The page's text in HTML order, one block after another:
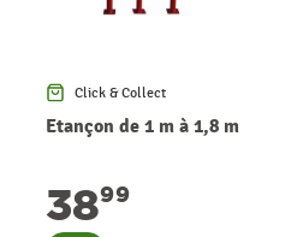
Click & Collect
Etançon de 1 m à 1,8 m
3899